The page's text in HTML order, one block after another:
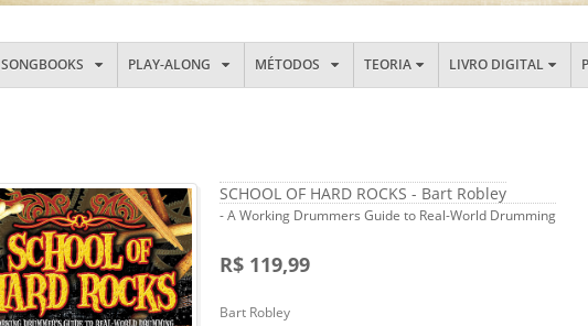
SONGBOOKS PLAY-ALONG MÉTODOS TEORIA LIVRO DIGITAL
SCHOOL OF HARD ROCKS - Bart Robley
- A Working Drummers Guide to Real-World Drumming
R$ 119,99
Bart Robley